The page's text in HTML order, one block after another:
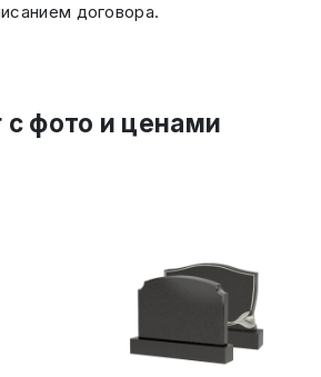
договора.
c фото и ценами